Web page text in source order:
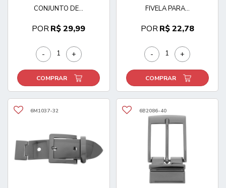
CONJUNTO DE...
PORR$ 29,99
- +
COMPRAR
FIVELA PARA...
PORR$ 22,78
- +
COMPRAR
6M1037-32 6B2086-40